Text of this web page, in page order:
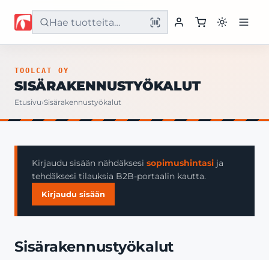
Etusivu
Yritys
Yhteystiedot
TOOLCAT OY
SISÄRAKENNUSTYÖKALUT
Etusivu›Sisärakennustyökalut
Kirjaudu sisään nähdäksesi sopimushintasi ja
tehdäksesi tilauksia B2B-portaalin kautta.
Kirjaudu sisään
Sisärakennustyökalut